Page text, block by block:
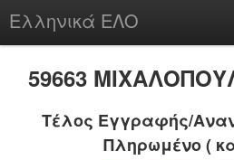
Ελληνικά ΕΛΟ
chesstu.be @ discord
59663
Τέλος Εγγραφής/
Πληρωμένο (